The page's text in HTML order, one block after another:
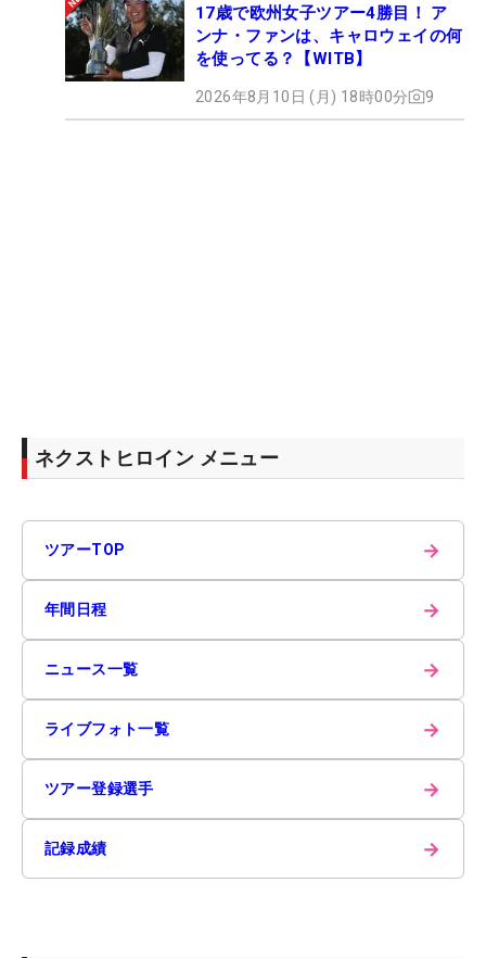
17歳で欧州女子ツアー4勝目！ ア
ンナ・ファンは、キャロウェイの何
を使ってる？【WITB】
2026年8月10日 (月) 18時00分 9
ネクストヒロイン メニュー
ツアーTOP →
年間日程 →
ニュース一覧 →
ライブフォト一覧 →
ツアー登録選手 →
記録成績 →